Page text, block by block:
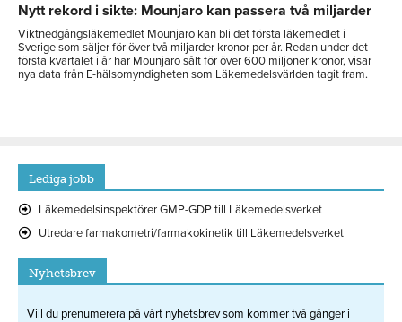
Nytt rekord i sikte: Mounjaro kan passera två miljarder
Viktnedgångsläkemedlet Mounjaro kan bli det första läkemedlet i
Sverige som säljer för över två miljarder kronor per år. Redan under det
första kvartalet i år har Mounjaro sålt för över 600 miljoner kronor, visar
nya data från E-hälsomyndigheten som Läkemedelsvärlden tagit fram.
Lediga jobb
Läkemedelsinspektörer GMP-GDP till Läkemedelsverket
Utredare farmakometri/farmakokinetik till Läkemedelsverket
Nyhetsbrev
Vill du prenumerera på vårt nyhetsbrev som kommer två gånger i